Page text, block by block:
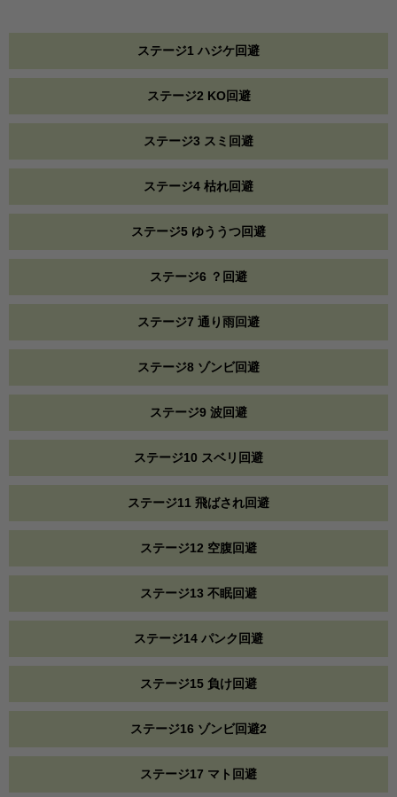
ステージ1 ハジケ回避
ステージ2 KO回避
ステージ3 スミ回避
ステージ4 枯れ回避
ステージ5 ゆううつ回避
ステージ6 ？回避
ステージ7 通り雨回避
ステージ8 ゾンビ回避
ステージ9 波回避
ステージ10 スベリ回避
ステージ11 飛ばされ回避
ステージ12 空腹回避
ステージ13 不眠回避
ステージ14 パンク回避
ステージ15 負け回避
ステージ16 ゾンビ回避2
ステージ17 マト回避